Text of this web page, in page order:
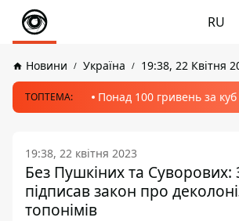
RU
Новини Україна 19:38, 22 Квітня
ТОПТЕМА: Понад 100 гривень за
19:38, 22 квітня 2023
Без Пушкіних та Суворових:
підписав закон про
топонімів